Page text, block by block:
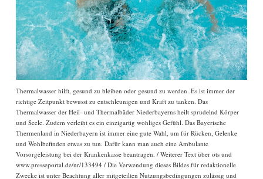
Thermalwasser hilft, gesund zu bleiben oder gesund zu werden. Es ist immer der
richtige Zeitpunkt bewusst zu entschleunigen und Kraft zu tanken. Das
Thermalwasser der Heil- und Thermalbäder Niederbayerns heilt sprudelnd Körper
und Seele. Zudem verleiht es ein einzigartig wohliges Gefühl. Das Bayerische
Thermenland in Niederbayern ist immer eine gute Wahl, um für Rücken, Gelenke
und Wohlbefinden etwas zu tun. Dafür kann man auch eine Ambulante
Vorsorgeleistung bei der Krankenkasse beantragen. / Weiterer Text über ots und
www.presseportal.de/nr/133494 / Die Verwendung dieses Bildes für redaktionelle
Zwecke ist unter Beachtung aller mitgeteilten Nutzungsbedingungen zulässig und